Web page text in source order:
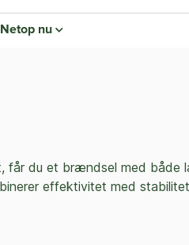
Netop nu
du et brændsel med både
effektivitet med